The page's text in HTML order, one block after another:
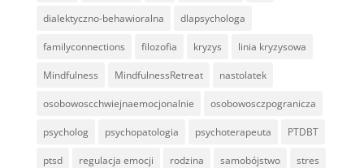
dialektyczno-behawioralna dlapsychologa
familyconnections filozofia kryzys linia kryzysowa
Mindfulness MindfulnessRetreat nastolatek
osobowoscchwiejnaemocjonalnie osobowosczpogranicza
psycholog psychopatologia psychoterapeuta PTDBT
ptsd regulacja emocji rodzina samobójstwo stres